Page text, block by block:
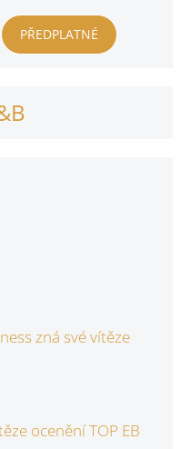
PŘEDPLATNÉ
zná své vítěze
ocenění TOP EB